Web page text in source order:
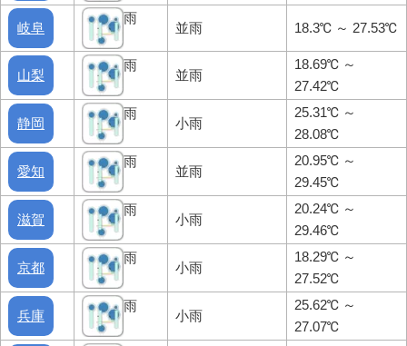
岐阜
雨
並雨 18.3℃ ～ 27.53℃
山梨
雨
並雨
18.69℃ ～
27.42℃
静岡
雨
小雨
25.31℃ ～
28.08℃
愛知
雨
並雨
20.95℃ ～
29.45℃
滋賀
雨
小雨
20.24℃ ～
29.46℃
京都
雨
小雨
18.29℃ ～
27.52℃
兵庫
雨
小雨
25.62℃ ～
27.07℃